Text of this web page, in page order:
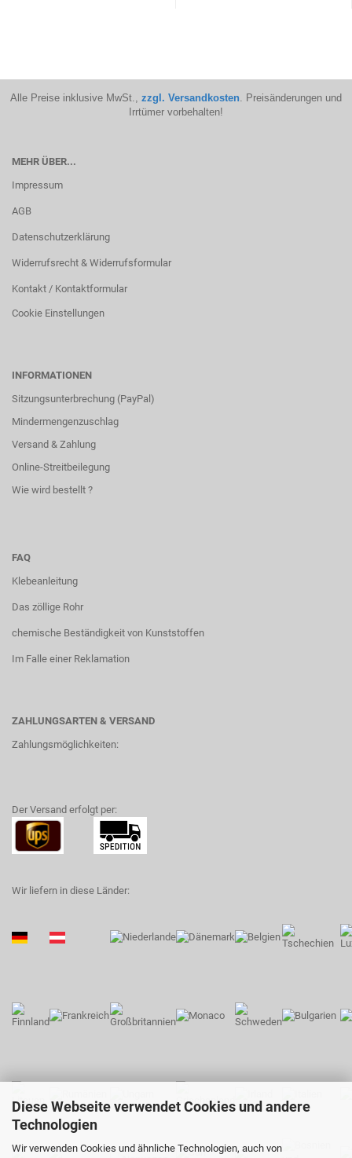
Diese Webseite verwendet Cookies und andere
Technologien
Wir verwenden Cookies und ähnliche Technologien, auch von
Alle Preise inklusive MwSt., zzgl. Versandkosten. Preisänderungen und
Irrtümer vorbehalten!
MEHR ÜBER...
Impressum
AGB
Datenschutzerklärung
Widerrufsrecht & Widerrufsformular
Kontakt / Kontaktformular
Cookie Einstellungen
INFORMATIONEN
Sitzungsunterbrechung (PayPal)
Mindermengenzuschlag
Versand & Zahlung
Online-Streitbeilegung
Wie wird bestellt ?
FAQ
Klebeanleitung
Das zöllige Rohr
chemische Beständigkeit von Kunststoffen
Im Falle einer Reklamation
ZAHLUNGSARTEN & VERSAND
Zahlungsmöglichkeiten:
Der Versand erfolgt per:
Wir liefern in diese Länder: